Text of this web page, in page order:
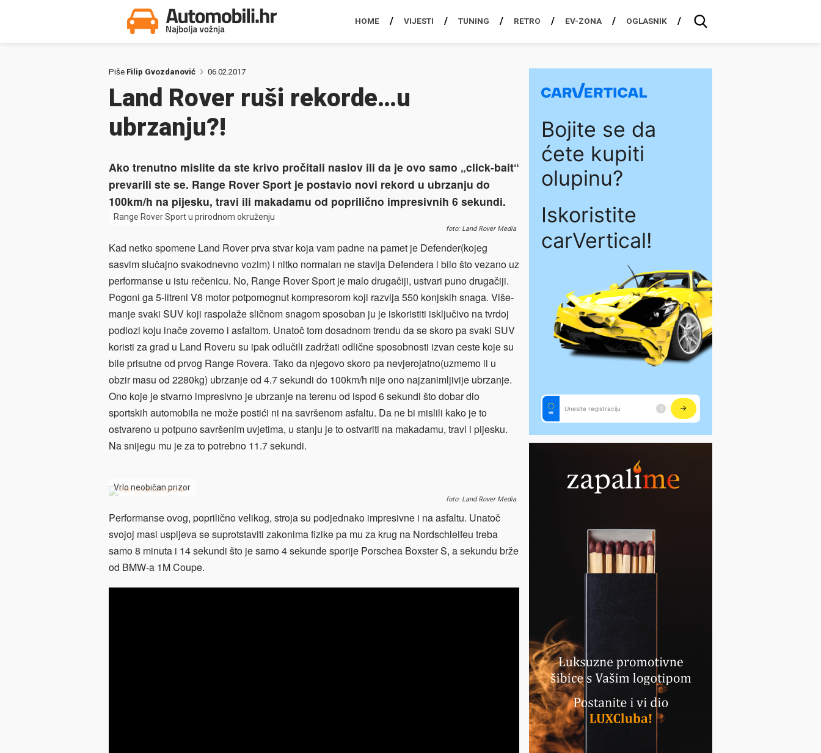
HOME VIJESTI TUNING RETRO EV-ZONA OGLASNIK
Piše Filip Gvozdanović 06.02.2017
Land Rover ruši rekorde…u
ubrzanju?!
Ako trenutno mislite da ste krivo pročitali naslov ili da je ovo samo „click-bait“
prevarili ste se. Range Rover Sport je postavio novi rekord u ubrzanju do
100km/h na pijesku, travi ili makadamu od poprilično impresivnih 6 sekundi.
Range Rover Sport u prirodnom okruženju
foto: Land Rover Media
Kad netko spomene Land Rover prva stvar koja vam padne na pamet je Defender(kojeg
sasvim slučajno svakodnevno vozim) i nitko normalan ne stavlja Defendera i bilo što vezano uz
performanse u istu rečenicu. No, Range Rover Sport je malo drugačiji, ustvari puno drugačiji.
Pogoni ga 5-litreni V8 motor potpomognut kompresorom koji razvija 550 konjskih snaga. Više-
manje svaki SUV koji raspolaže sličnom snagom sposoban ju je iskoristiti isključivo na tvrdoj
podlozi koju inače zovemo i asfaltom. Unatoč tom dosadnom trendu da se skoro pa svaki SUV
koristi za grad u Land Roveru su ipak odlučili zadržati odlične sposobnosti izvan ceste koje su
bile prisutne od prvog Range Rovera. Tako da njegovo skoro pa nevjerojatno(uzmemo li u
obzir masu od 2280kg) ubrzanje od 4.7 sekundi do 100km/h nije ono najzanimljivije ubrzanje.
Ono koje je stvarno impresivno je ubrzanje na terenu od ispod 6 sekundi što dobar dio
sportskih automobila ne može postići ni na savršenom asfaltu. Da ne bi mislili kako je to
ostvareno u potpuno savršenim uvjetima, u stanju je to ostvariti na makadamu, travi i pijesku.
Na snijegu mu je za to potrebno 11.7 sekundi.
Vrlo neobičan prizor
foto: Land Rover Media
Performanse ovog, poprilično velikog, stroja su podjednako impresivne i na asfaltu. Unatoč
svojoj masi uspijeva se suprotstaviti zakonima fizike pa mu za krug na Nordschleifeu treba
samo 8 minuta i 14 sekundi što je samo 4 sekunde sporije Porschea Boxster S, a sekundu brže
od BMW-a 1M Coupe.